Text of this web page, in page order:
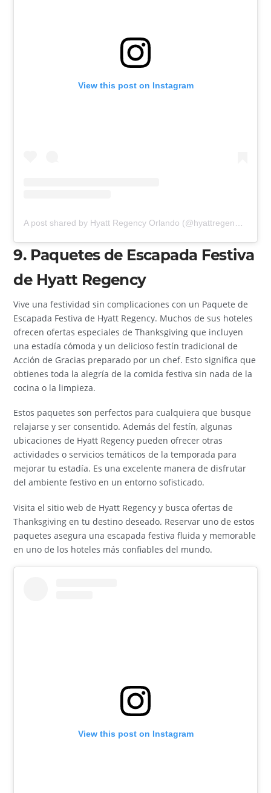
View this post on Instagram
9. Paquetes de Escapada Festiva
de Hyatt Regency
Vive una festividad sin complicaciones con un Paquete de
Escapada Festiva de Hyatt Regency. Muchos de sus hoteles
ofrecen ofertas especiales de Thanksgiving que incluyen
una estadía cómoda y un delicioso festín tradicional de
Acción de Gracias preparado por un chef. Esto significa que
obtienes toda la alegría de la comida festiva sin nada de la
cocina o la limpieza.
Estos paquetes son perfectos para cualquiera que busque
relajarse y ser consentido. Además del festín, algunas
ubicaciones de Hyatt Regency pueden ofrecer otras
actividades o servicios temáticos de la temporada para
mejorar tu estadía. Es una excelente manera de disfrutar
del ambiente festivo en un entorno sofisticado.
Visita el sitio web de Hyatt Regency y busca ofertas de
Thanksgiving en tu destino deseado. Reservar uno de estos
paquetes asegura una escapada festiva fluida y memorable
en uno de los hoteles más confiables del mundo.
View this post on Instagram